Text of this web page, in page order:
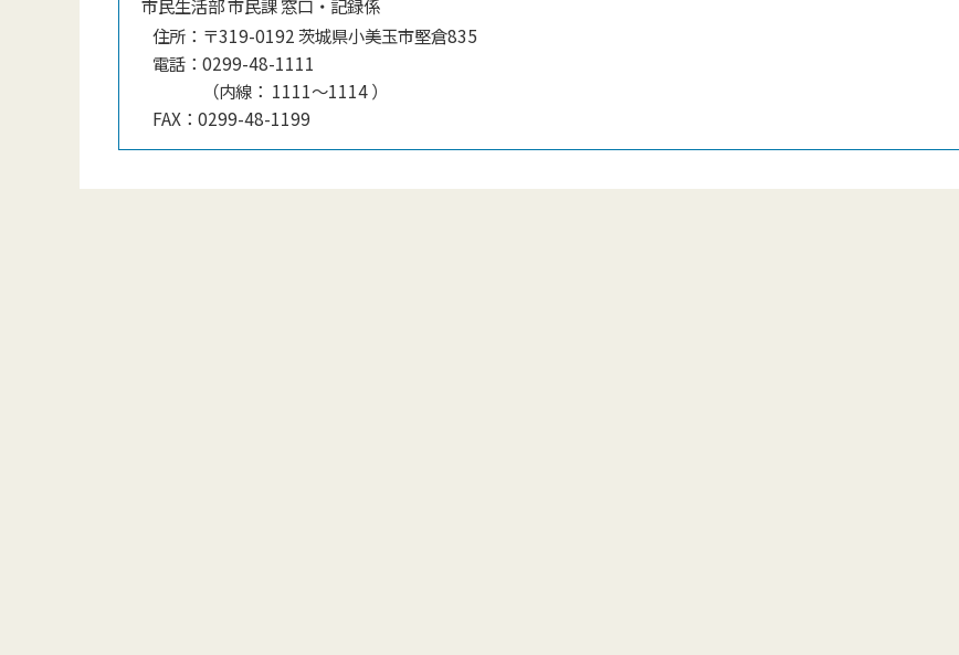
市民生活部 市民課 窓口・記録係
住所： 〒319-0192 茨城県小美玉市堅倉835
電話： 0299-48-1111
（内線 ： 1111〜1114）
FAX： 0299-48-1199